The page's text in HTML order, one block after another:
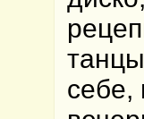
себе,